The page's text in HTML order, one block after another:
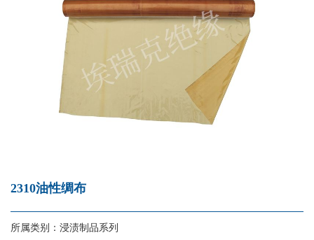
2310油性绸布
所属类别： 浸渍制品系列